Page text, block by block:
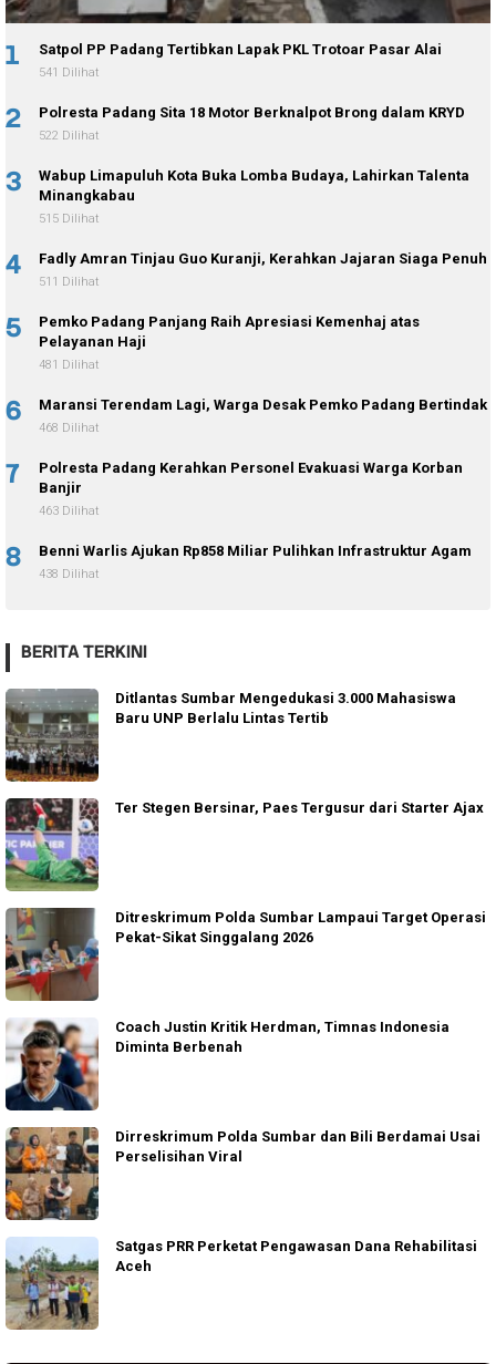
1 Satpol PP Padang Tertibkan Lapak PKL Trotoar Pasar Alai
541 Dilihat
2 Polresta Padang Sita 18 Motor Berknalpot Brong dalam KRYD
522 Dilihat
3
Wabup Limapuluh Kota Buka Lomba Budaya, Lahirkan Talenta
Minangkabau
515 Dilihat
4 Fadly Amran Tinjau Guo Kuranji, Kerahkan Jajaran Siaga Penuh
511 Dilihat
5
Pemko Padang Panjang Raih Apresiasi Kemenhaj atas
Pelayanan Haji
481 Dilihat
6 Maransi Terendam Lagi, Warga Desak Pemko Padang Bertindak
468 Dilihat
7
Polresta Padang Kerahkan Personel Evakuasi Warga Korban
Banjir
463 Dilihat
8 Benni Warlis Ajukan Rp858 Miliar Pulihkan Infrastruktur Agam
438 Dilihat
BERITA TERKINI
Ditlantas Sumbar Mengedukasi 3.000 Mahasiswa
Baru UNP Berlalu Lintas Tertib
Ter Stegen Bersinar, Paes Tergusur dari Starter Ajax
Ditreskrimum Polda Sumbar Lampaui Target Operasi
Pekat-Sikat Singgalang 2026
Coach Justin Kritik Herdman, Timnas Indonesia
Diminta Berbenah
Dirreskrimum Polda Sumbar dan Bili Berdamai Usai
Perselisihan Viral
Satgas PRR Perketat Pengawasan Dana Rehabilitasi
Aceh